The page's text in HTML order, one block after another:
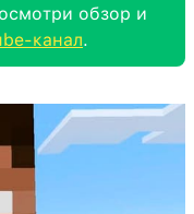
обзор и
канал.